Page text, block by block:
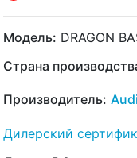
Модель: DRAGON
Страна
Производитель:
Дилерский